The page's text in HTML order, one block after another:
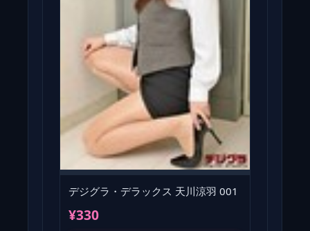
デジグラ・デラックス 天川涼羽 001
¥330